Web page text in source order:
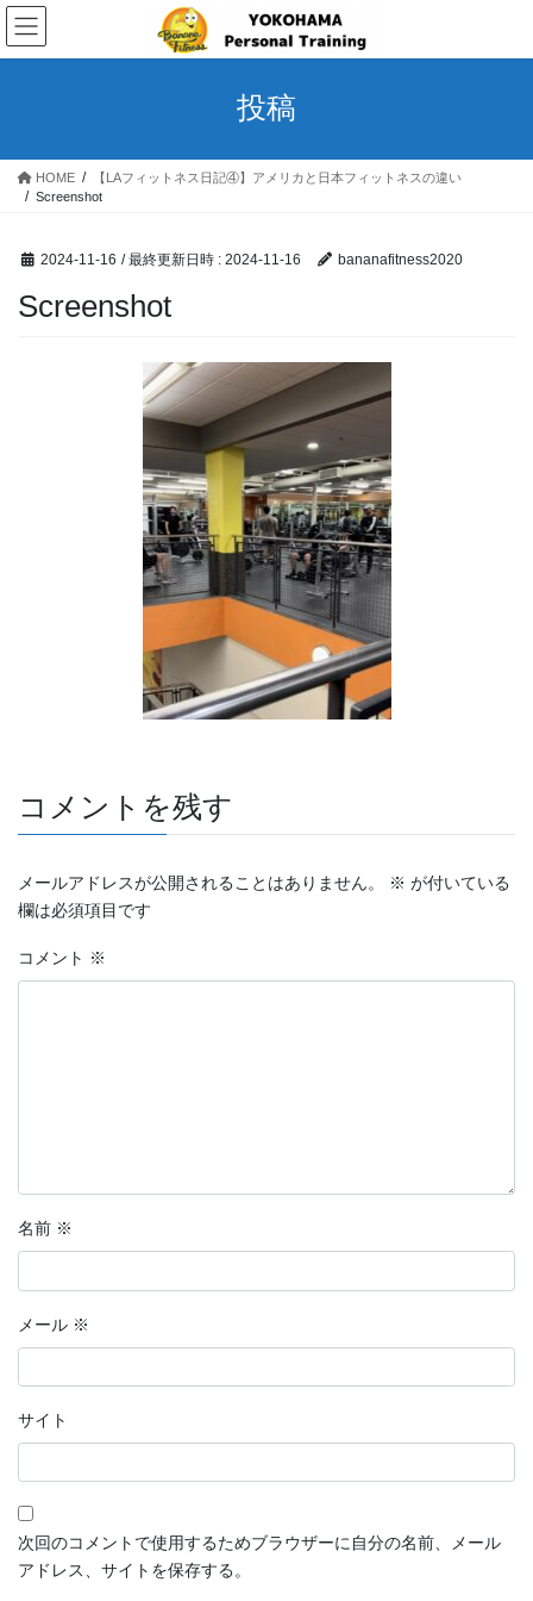
コ
ン
テ
ス
ナ
ビ
ゲ
ン
投稿
HOME
【LAフィットネス日記④】アメリカと日本フィットネスの違い
Screenshot
2024-11-16 / 最終更新日時 : 2024-11-16 bananafitness2020
Screenshot
コメントを残す
メールアドレスが公開されることはありません。 ※ が付いている
欄は必須項目です
コメント ※
名前 ※
メール ※
サイト
次回のコメントで使用するためブラウザーに自分の名前、メール
アドレス、サイトを保存する。